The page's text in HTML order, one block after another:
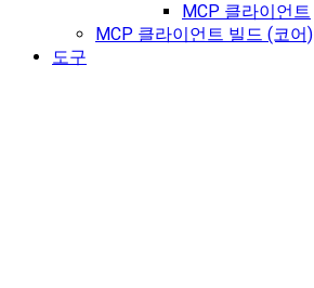
MCP 클라이언트
MCP 클라이언트 빌드 (코어)
도구